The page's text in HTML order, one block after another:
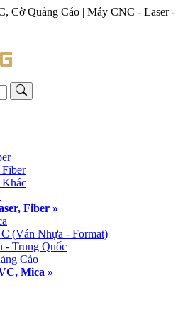
Cờ Quảng Cáo | Máy CNC - Laser -
Fiber »
(Ván Nhựa - Format)
- Trung Quốc
Cáo
Mica »